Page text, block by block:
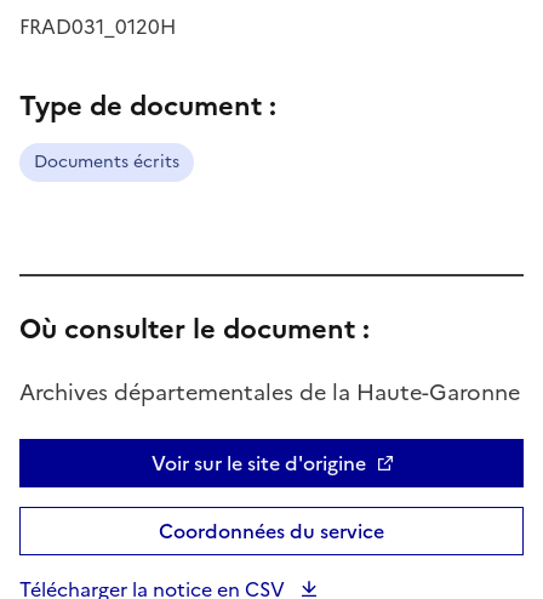
FRAD031_0120H
Type de document :
Documents écrits
Où consulter le document :
Archives départementales de la Haute-Garonne
Voir sur le site d'origine
Coordonnées du service
Télécharger la notice en CSV